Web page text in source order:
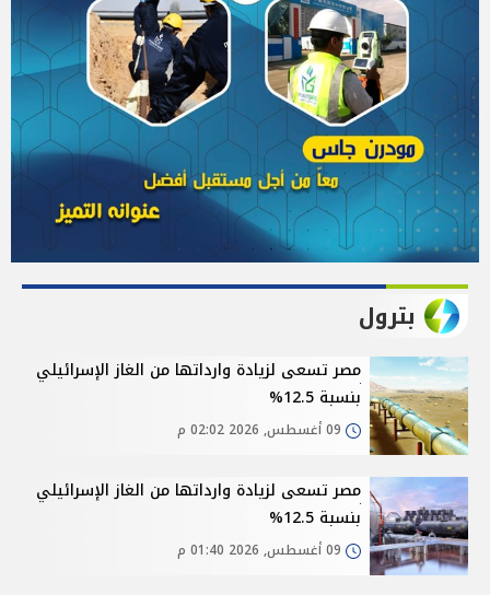
بترول
مصر تسعى لزيادة وارداتها من الغاز الإسرائيلي
بنسبة 12.5%
مصر تسعى لزيادة وارداتها من الغاز الإسرائيلي
بنسبة 12.5%